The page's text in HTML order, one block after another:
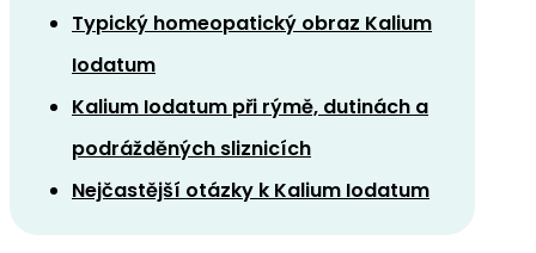
Typický homeopatický obraz Kalium
Iodatum
Kalium Iodatum při rýmě, dutinách a
podrážděných sliznicích
Nejčastější otázky k Kalium Iodatum